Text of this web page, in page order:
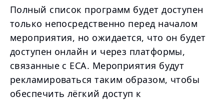
Полный список программ будет доступен
только непосредственно перед началом
мероприятия, но ожидается, что он будет
доступен онлайн и через платформы,
связанные с ECA. Мероприятия будут
рекламироваться таким образом, чтобы
обеспечить лёгкий доступ к